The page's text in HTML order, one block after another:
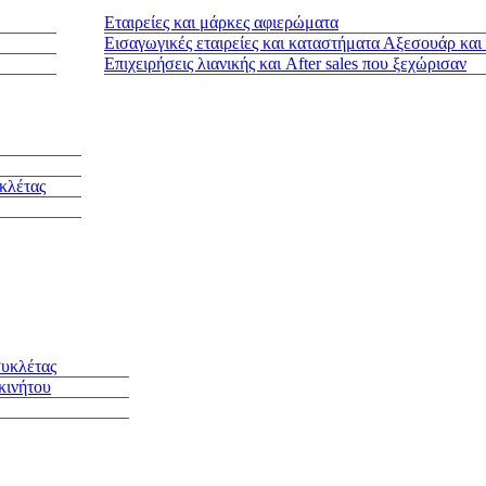
Εταιρείες και μάρκες αφιερώματα
Εισαγωγικές εταιρείες και καταστήματα Αξεσουάρ
Επιχειρήσεις λιανικής και After sales που ξεχώρισαν